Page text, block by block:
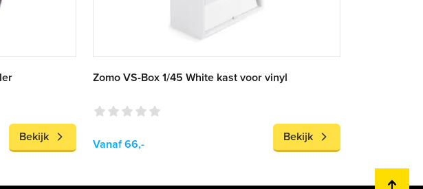
Bekijk
Zomo VS-Box 1/45 White kast voor vinyl
Vanaf 66,-
Bekijk